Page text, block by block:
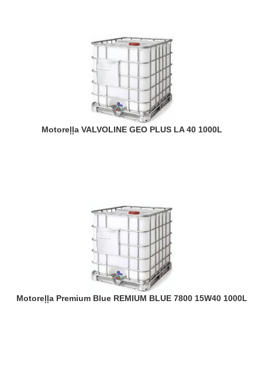
Motoreļļa VALVOLINE GEO PLUS LA 40 1000L
Motoreļļa Premium Blue REMIUM BLUE 7800 15W40 1000L